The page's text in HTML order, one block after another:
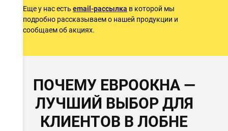
Еще у нас есть email-рассылка в которой мы
подробно рассказываем о нашей продукции и
сообщаем об акциях.
ПОЧЕМУ ЕВРООКНА —
ЛУЧШИЙ ВЫБОР ДЛЯ
КЛИЕНТОВ В ЛОБНЕ